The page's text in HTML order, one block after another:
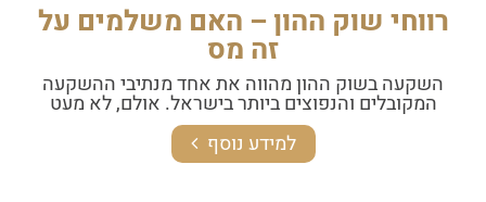
רווחי שוק ההון – האם משלמים על
זה מס
השקעה בשוק ההון מהווה את אחד מנתיבי ההשקעה
המקובלים והנפוצים ביותר בישראל. אולם, לא מעט
למידע נוסף